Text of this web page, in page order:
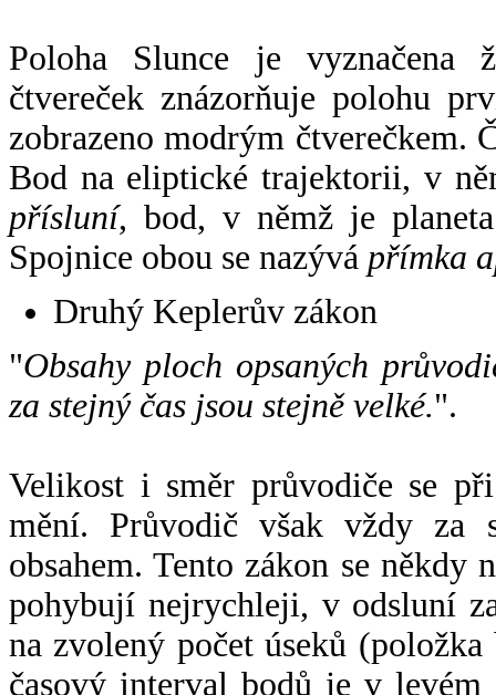
Poloha Slunce je vyznačena
čtvereček znázorňuje polohu
zobrazeno modrým čtverečkem.
Bod na eliptické trajektorii, v
přísluní, bod, v němž je
Spojnice obou se nazývá přímka
Druhý Keplerův zákon
"Obsahy ploch opsaných
za stejný čas jsou stejně velké.".
Velikost i směr průvodiče se
mění. Průvodič však vždy za
obsahem. Tento zákon se někdy
pohybují nejrychleji, v odsluní
na zvolený počet úseků
časový interval bodů je v